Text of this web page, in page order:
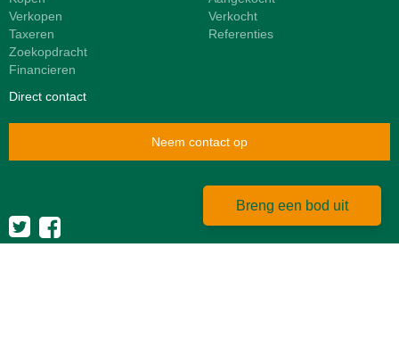
Verkopen
Taxeren
Zoekopdracht
Financieren
Verkocht
Referenties
Direct contact
Neem contact op
Breng een bod uit